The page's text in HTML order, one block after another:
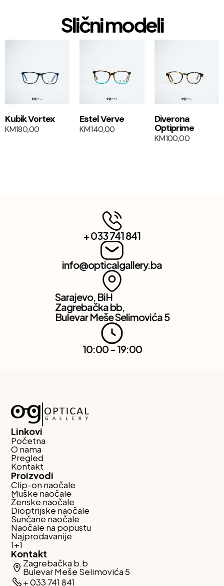
Slični modeli
1+1
Kubik Vortex
KM180,00
Estel Verve
KM140,00
1+1
Diverona
Optiprime
KM100,00
+ 033 741 841
info@opticalgallery.ba
Sarajevo, BiH
Zagrebačka bb,
Bulevar Meše Selimovića 5
10:00 - 19:00
Linkovi
Početna
O nama
Pregled
Kontakt
Proizvodi
Clip-on naočale
Muške naočale
Ženske naočale
Dioptrijske naočale
Sunčane naočale
Naočale na popustu
Najprodavanije
1+1
Kontakt
Zagrebačka b.b
Bulevar Meše Selimovića 5
+ 033 741 841